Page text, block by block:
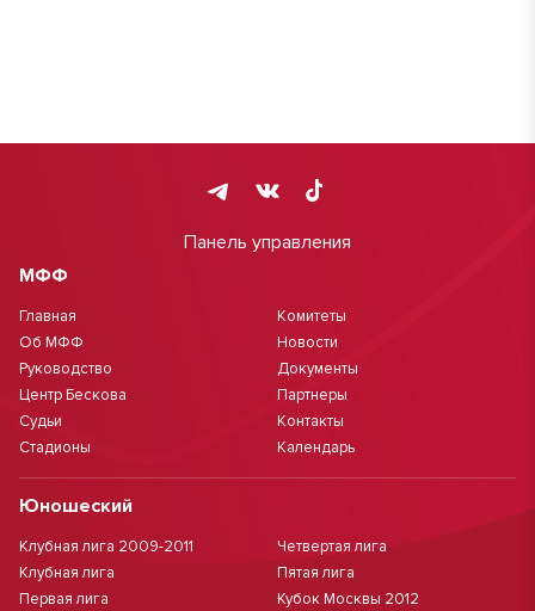
Панель управления
МФФ
Главная
Об МФФ
Руководство
Центр Бескова
Судьи
Стадионы
Комитеты
Новости
Документы
Партнеры
Контакты
Календарь
Юношеский
Клубная лига 2009-2011
Клубная лига
Первая лига
Четвертая лига
Пятая лига
Кубок Москвы 2012